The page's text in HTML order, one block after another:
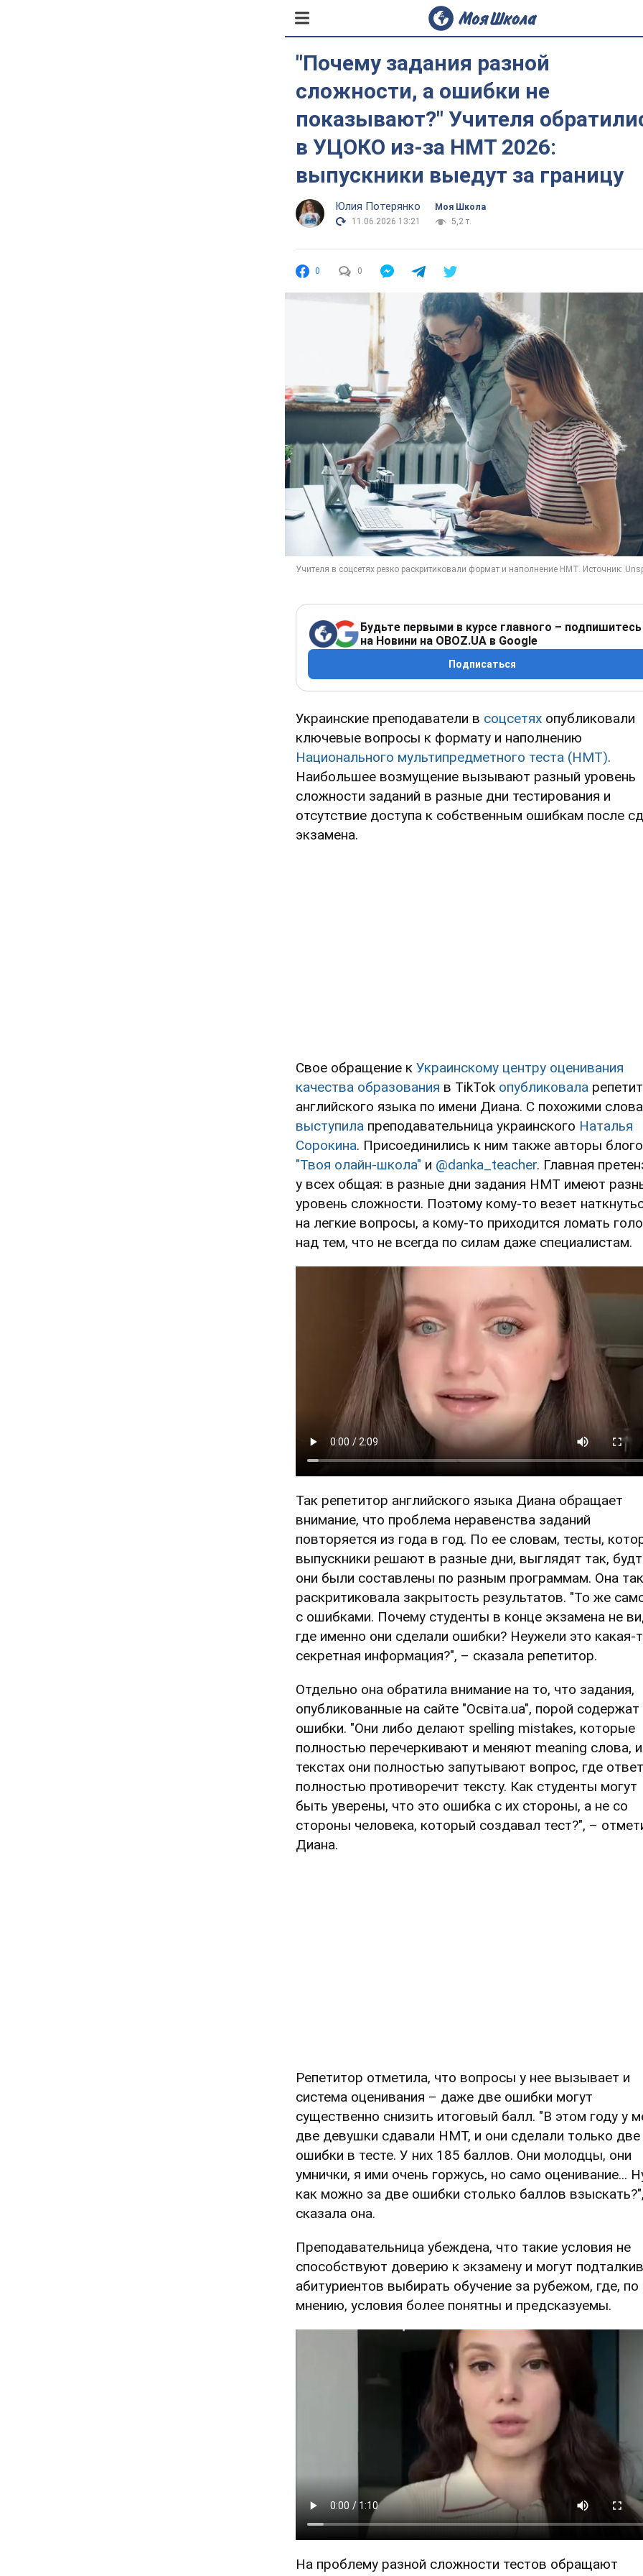
"Почему задания разной
сложности, а ошибки не
показывают?" Учителя
в УЦОКО из-за НМТ 2026:
выпускники выедут за границу
Юлия Потерянко
Моя Школа
11.06.2026 13:21
5,2 т.
0 0
Будьте первыми в курсе главного – подпишитесь
на Новини на OBOZ.UA в Google
Подписаться
Украинские преподаватели в соцсетях опубликовали
ключевые вопросы к формату и наполнению
Национального мультипредметного теста (НМТ).
Наибольшее возмущение вызывают разный уровень
сложности заданий в разные дни тестирования и
отсутствие доступа к собственным ошибкам после
экзамена.
Свое обращение к Украинскому центру оценивания
качества образования в TikTok опубликовала
английского языка по имени Диана. С похожими
выступила преподавательница украинского Наталья
Сорокина. Присоединились к ним также авторы
"Твоя олайн-школа" и @danka_teacher. Главная
у всех общая: в разные дни задания НМТ имеют
уровень сложности. Поэтому кому-то везет
на легкие вопросы, а кому-то приходится ломать
над тем, что не всегда по силам даже специалистам.
Так репетитор английского языка Диана обращает
внимание, что проблема неравенства заданий
повторяется из года в год. По ее словам, тесты,
выпускники решают в разные дни, выглядят так,
они были составлены по разным программам. Она
раскритиковала закрытость результатов. "То же
с ошибками. Почему студенты в конце экзамена не
где именно они сделали ошибки? Неужели это какая-
секретная информация?", – сказала репетитор.
Отдельно она обратила внимание на то, что задания,
опубликованные на сайте "Освіта.ua", порой содержат
ошибки. "Они либо делают spelling mistakes, которые
полностью перечеркивают и меняют meaning слова,
текстах они полностью запутывают вопрос, где ответ
полностью противоречит тексту. Как студенты могут
быть уверены, что это ошибка с их стороны, а не со
стороны человека, который создавал тест?", –
Диана.
Репетитор отметила, что вопросы у нее вызывает и
система оценивания – даже две ошибки могут
существенно снизить итоговый балл. "В этом году у
две девушки сдавали НМТ, и они сделали только две
ошибки в тесте. У них 185 баллов. Они молодцы, они
умнички, я ими очень горжусь, но само оценивание...
как можно за две ошибки столько баллов
сказала она.
Преподавательница убеждена, что такие условия не
способствуют доверию к экзамену и могут
абитуриентов выбирать обучение за рубежом, где, по
мнению, условия более понятны и предсказуемы.
На проблему разной сложности тестов обращают